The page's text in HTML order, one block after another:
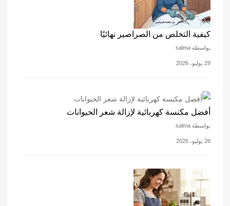
كيفية التخلص من الصراصير نهائيًا
بواسطة salma
29 يوليو، 2026
أفضل مكنسة كهربائية لإزالة شعر الحيوانات
بواسطة salma
28 يوليو، 2026